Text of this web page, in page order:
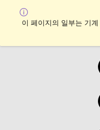
이 페이지의 일부는 기